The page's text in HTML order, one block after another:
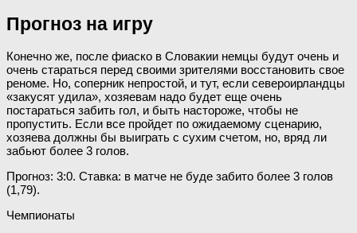
Прогноз на игру
Конечно же, после фиаско в Словакии немцы будут очень и
очень стараться перед своими зрителями восстановить свое
реноме. Но, соперник непростой, и тут, если североирландцы
«закусят удила», хозяевам надо будет еще очень
постараться забить гол, и быть настороже, чтобы не
пропустить. Если все пройдет по ожидаемому сценарию,
хозяева должны бы выиграть с сухим счетом, но, вряд ли
забьют более 3 голов.
Прогноз: 3:0. Ставка: в матче не буде забито более 3 голов
(1,79).
Чемпионаты